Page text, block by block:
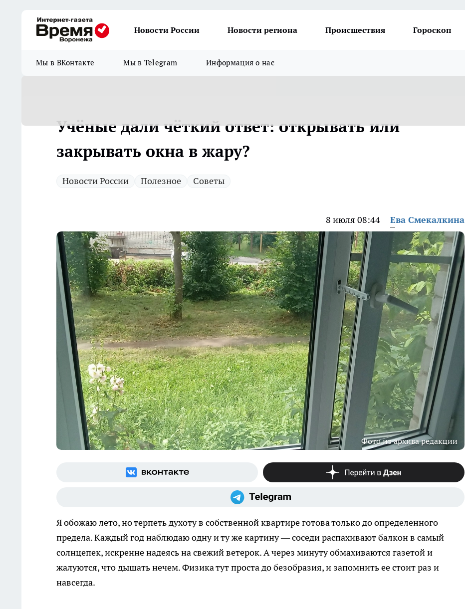
Новости России Новости региона Происшествия Гороскоп
Мы в ВКонтакте Мы в Telegram Информация о нас
Учёные дали чёткий ответ: открывать или
закрывать окна в жару?
Новости России Полезное Советы
8 июля 08:44 Ева Смекалкина
Фото из архива редакции
Я обожаю лето, но терпеть духоту в собственной квартире готова только до определенного
предела. Каждый год наблюдаю одну и ту же картину — соседи распахивают балкон в самый
солнцепек, искренне надеясь на свежий ветерок. А через минуту обмахиваются газетой и
жалуются, что дышать нечем. Физика тут проста до безобразия, и запомнить ее стоит раз и
навсегда.